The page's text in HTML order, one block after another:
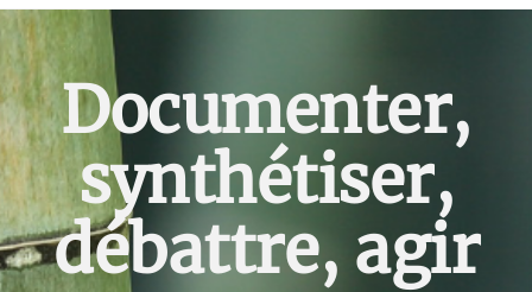
Documenter,
synthétiser,
débattre, agir